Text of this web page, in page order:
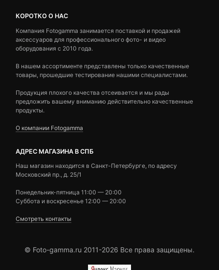
КОРОТКО О НАС
Компания Fotogamma занимается поставкой и продажей
аксессуаров для профессионального фото- и видео
оборудования с 2010 года.
В нашем ассортименте представлены только качественные
товары, прошедшие тестирование нашими специалистами.
Продукция плохого качества отсеивается и мы рады
предложить вашему вниманию действительно качественные
продукты.
О компании Fotogamma
АДРЕС МАГАЗИНА В СПБ
Наш магазин находится в Санкт-Петербурге, по адресу
Московский пр., д. 25/1
Понедельник-пятница 11:00 — 20:00
Суббота и воскресенье 12:00 — 20:00
Смотреть контакты
© Foto-gamma.ru 2011-2026 Все права защищены.